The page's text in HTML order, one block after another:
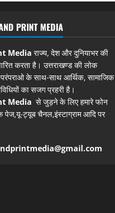
PRINT MEDIA
Mediaराज्य, देश और दुनियाभर की
करता है। उत्तराखण्ड की लोक
के साथ-साथ आर्थिक, सामाजिक
का सजग प्रहरी है।
Media से जुड़ने के लिए हमारे फोन
पेज,यू-ट्यूब चैनल,इंस्टाग्राम आदि पर